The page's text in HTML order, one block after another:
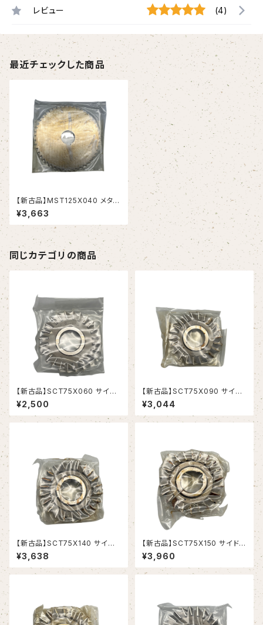
レビュー (4)
最近チェックした商品
【新古品】MST125X040 メタル
スリッテングソー125X4X25.4
(岡崎精工）
¥3,663
同じカテゴリの商品
【新古品】SCT75X060 サイド
カッター 75X6X25.4(岡崎精
工）
¥2,500
【新古品】SCT75X090 サイド
カッター 75X9X25.4(岡崎精
工）
¥3,044
【新古品】SCT75X140 サイド
カッター 75X14X25.4(岡崎精
工）
¥3,638
【新古品】SCT75X150 サイドカ
ッター 75X15X25.4(岡崎精工）
¥3,960